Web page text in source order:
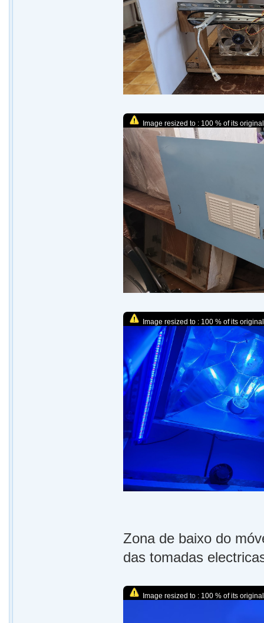
Image resized to : 100 % of its
Image resized to : 100 % of its
Zona de baixo do
das tomadas
Image resized to : 100 % of its